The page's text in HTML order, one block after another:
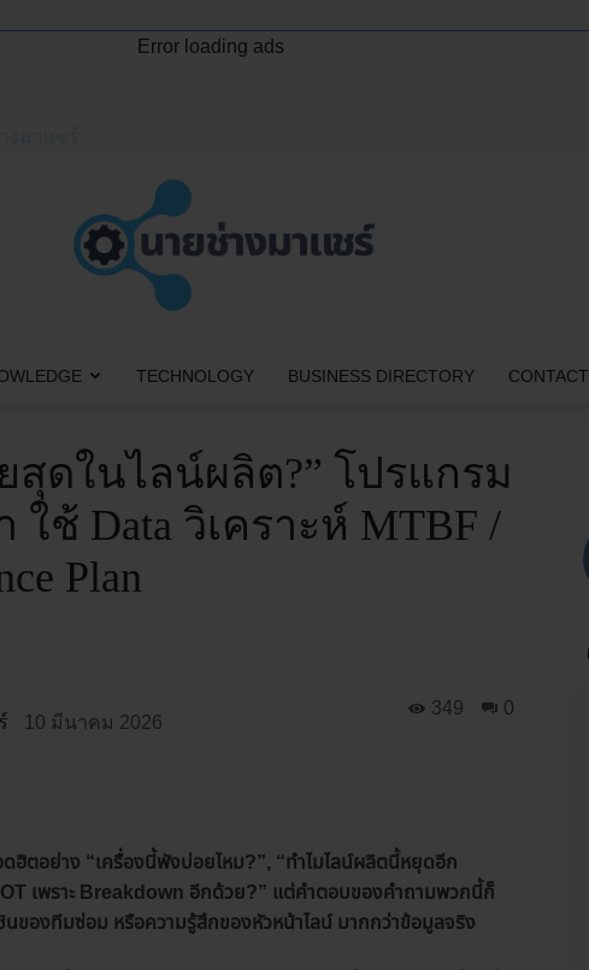
Error loading ads
TECHNOLOGY BUSINESS DIRECTORY
สุดในไลน์ผลิต?” โปรแกรม
ช้ Data วิเคราะห์ MTBF /
Plan
0
349
10 มีนาคม 2026
ดฮิตอย่าง “เครื่องนี้พังบ่อยไหม?”, “ทำไมไลน์ผลิตนี้หยุดอีก
เพราะ Breakdown อีกด้วย?” แต่คำตอบของคำถามพวกนี้ก็
ของทีมซ่อม หรือความรู้สึกของหัวหน้าไลน์ มากกว่าข้อมูลจริง